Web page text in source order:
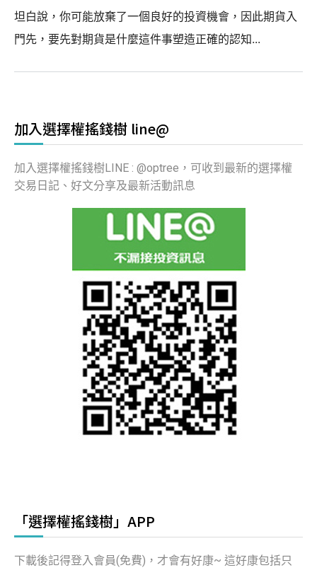
坦白說，你可能放棄了一個良好的投資機會，因此期貨入
門先，要先對期貨是什麼這件事塑造正確的認知...
加入選擇權搖錢樹 line@
加入選擇權搖錢樹LINE : @optree，可收到最新的選擇權
交易日記、好文分享及最新活動訊息
「選擇權搖錢樹」APP
下載後記得登入會員(免費)，才會有好康~ 這好康包括只